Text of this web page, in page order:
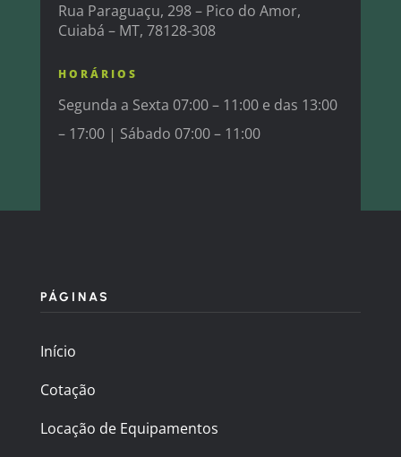
Rua Paraguaçu, 298 – Pico do Amor,
Cuiabá – MT, 78128-308
HORÁRIOS
Segunda a Sexta 07:00 – 11:00 e das 13:00
– 17:00 | Sábado 07:00 – 11:00
PÁGINAS
Início
Cotação
Locação de Equipamentos